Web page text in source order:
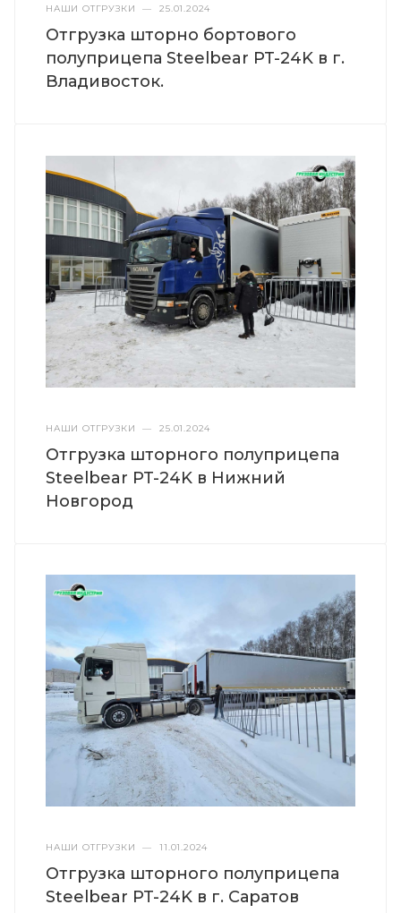
НАШИ ОТГРУЗКИ — 25.01.2024
Отгрузка шторно бортового
полуприцепа Steelbear PT-24K в г.
Владивосток.
НАШИ ОТГРУЗКИ — 25.01.2024
Отгрузка шторного полуприцепа
Steelbear PT-24K в Нижний
Новгород
НАШИ ОТГРУЗКИ — 11.01.2024
Отгрузка шторного полуприцепа
Steelbear PT-24K в г. Саратов